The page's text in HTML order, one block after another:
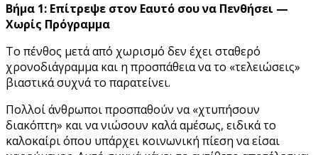
Βήμα 1: Επίτρεψε στον Εαυτό σου να Πενθήσει —
Χωρίς Πρόγραμμα
Το πένθος μετά από χωρισμό δεν έχει σταθερό
χρονοδιάγραμμα και η προσπάθεια να το «τελειώσεις»
βιαστικά συχνά το παρατείνει.
Πολλοί άνθρωποι προσπαθούν να «χτυπήσουν
διακόπτη» και να νιώσουν καλά αμέσως, ειδικά το
καλοκαίρι όπου υπάρχει κοινωνική πίεση να είσαι